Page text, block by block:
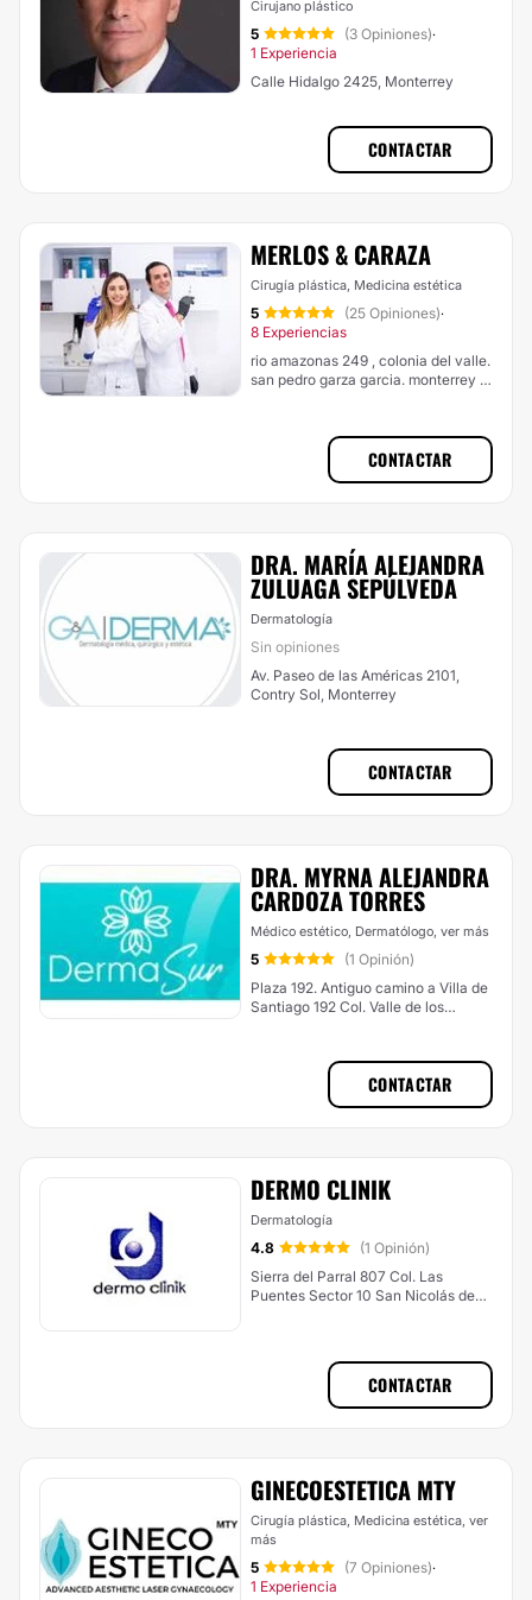
Cirujano plástico
5 (3 Opiniones)·
1 Experiencia
Calle Hidalgo 2425, Monterrey
CONTACTAR
MERLOS & CARAZA
Cirugía plástica, Medicina estética
5 (25 Opiniones)·
8 Experiencias
rio amazonas 249 , colonia del valle.
san pedro garza garcia. monterrey ,
CONTACTAR
DRA. MARÍA ALEJANDRA
ZULUAGA SEPÚLVEDA
Dermatología
Sin opiniones
Av. Paseo de las Américas 2101,
Contry Sol, Monterrey
CONTACTAR
DRA. MYRNA ALEJANDRA
CARDOZA TORRES
Médico estético, Dermatólogo, ver más
5
(1 Opinión)
Plaza 192. Antiguo camino a Villa de
Santiago 192 Col. Valle de los
CONTACTAR
DERMO CLINIK
Dermatología
4.8
(1 Opinión)
Sierra del Parral 807 Col. Las
Puentes Sector 10 San Nicolás de
CONTACTAR
GINECOESTETICA MTY
Cirugía plástica, Medicina estética, ver
más
5 (7 Opiniones)·
1 Experiencia